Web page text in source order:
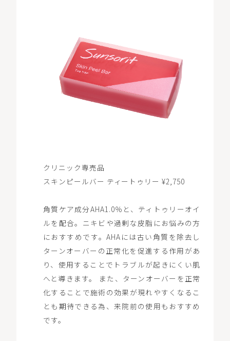
クリニック専売品
スキンピールバー ティートゥリー ¥2,750
⾓質ケア成分AHA1.0％と、ティトゥリーオイ
ルを配合。ニキビや過剰な⽪脂にお悩みの⽅
におすすめです。AHAには古い角質を除去し
ターンオーバーの正常化を促進する作用があ
り、使用することでトラブルが起きにくい肌
へと導きます。 また、ターンオーバーを正常
化することで施術の効果が現れやすくなるこ
とも期待できる為、来院前の使用もおすすめ
です。